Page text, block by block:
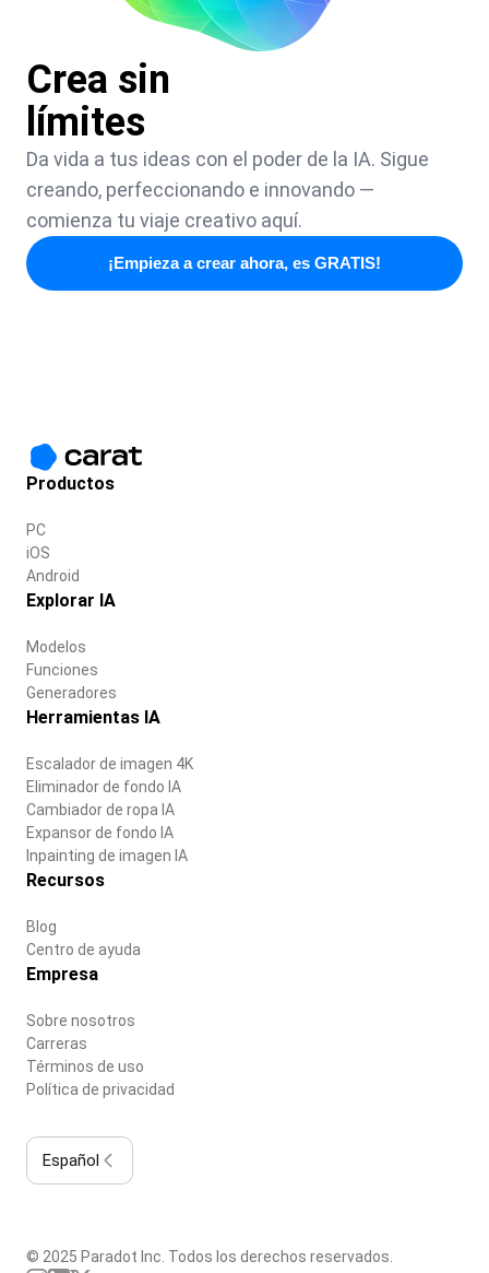
Crea sin
límites
Da vida a tus ideas con el poder de la IA. Sigue
creando, perfeccionando e innovando —
comienza tu viaje creativo aquí.
¡Empieza a crear ahora, es GRATIS!
Productos
PC
iOS
Android
Explorar IA
Modelos
Funciones
Generadores
Herramientas IA
Escalador de imagen 4K
Eliminador de fondo IA
Cambiador de ropa IA
Expansor de fondo IA
Inpainting de imagen IA
Recursos
Blog
Centro de ayuda
Empresa
Sobre nosotros
Carreras
Términos de uso
Política de privacidad
Español
© 2025 Paradot Inc. Todos los derechos reservados.